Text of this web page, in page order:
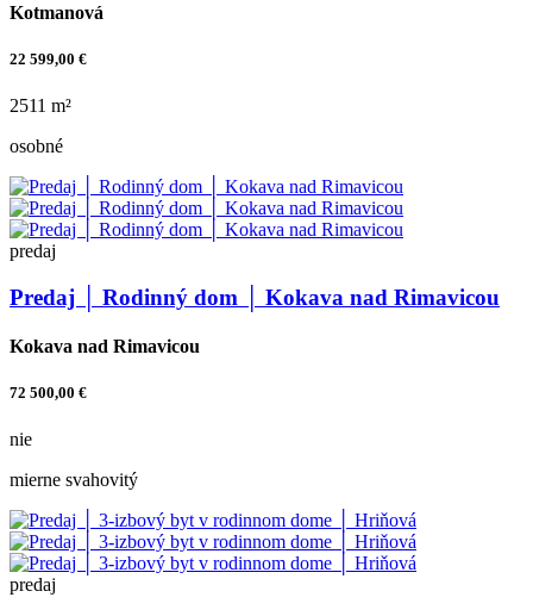
Kotmanová
22 599,00 €
2511 m²
osobné
predaj
Predaj │ Rodinný dom │ Kokava nad Rimavicou
Kokava nad Rimavicou
72 500,00 €
nie
mierne svahovitý
predaj